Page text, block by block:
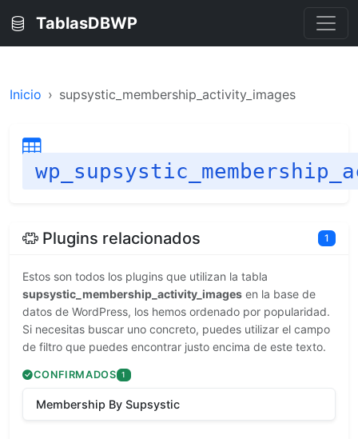
TablasDBWP
Inicio supsystic_membership_activity_images
Plugins relacionados 1
Estos son todos los plugins que utilizan la tabla
supsystic_membership_activity_images en la base de
datos de WordPress, los hemos ordenado por popularidad.
Si necesitas buscar uno concreto, puedes utilizar el campo
de filtro que puedes encontrar justo encima de este texto.
CONFIRMADOS 1
Membership By Supsystic